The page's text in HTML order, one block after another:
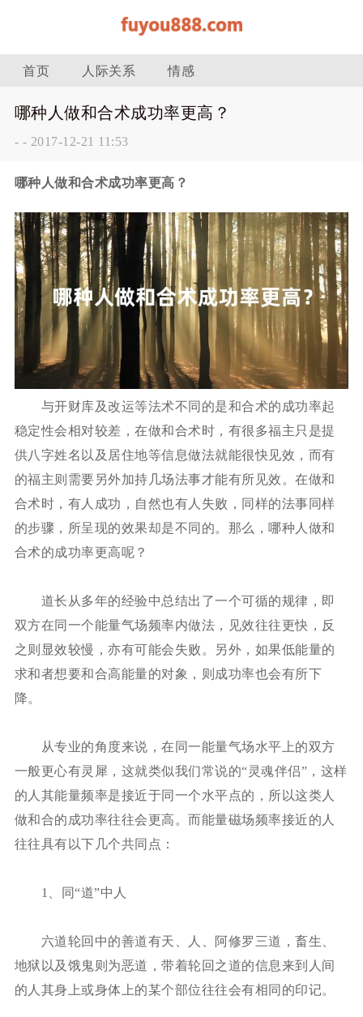
首页 人际关系 情感
哪种人做和合术成功率更高？
- - 2017-12-21 11:53
哪种人做和合术成功率更高？
与开财库及改运等法术不同的是和合术的成功率起
稳定性会相对较差，在做和合术时，有很多福主只是提
供八字姓名以及居住地等信息做法就能很快见效，而有
的福主则需要另外加持几场法事才能有所见效。在做和
合术时，有人成功，自然也有人失败，同样的法事同样
的步骤，所呈现的效果却是不同的。那么，哪种人做和
合术的成功率更高呢？
道长从多年的经验中总结出了一个可循的规律，即
双方在同一个能量气场频率内做法，见效往往更快，反
之则显效较慢，亦有可能会失败。另外，如果低能量的
求和者想要和合高能量的对象，则成功率也会有所下
降。
从专业的角度来说，在同一能量气场水平上的双方
一般更心有灵犀，这就类似我们常说的“灵魂伴侣”，这样
的人其能量频率是接近于同一个水平点的，所以这类人
做和合的成功率往往会更高。而能量磁场频率接近的人
往往具有以下几个共同点：
1、同“道”中人
六道轮回中的善道有天、人、阿修罗三道，畜生、
地狱以及饿鬼则为恶道，带着轮回之道的信息来到人间
的人其身上或身体上的某个部位往往会有相同的印记。